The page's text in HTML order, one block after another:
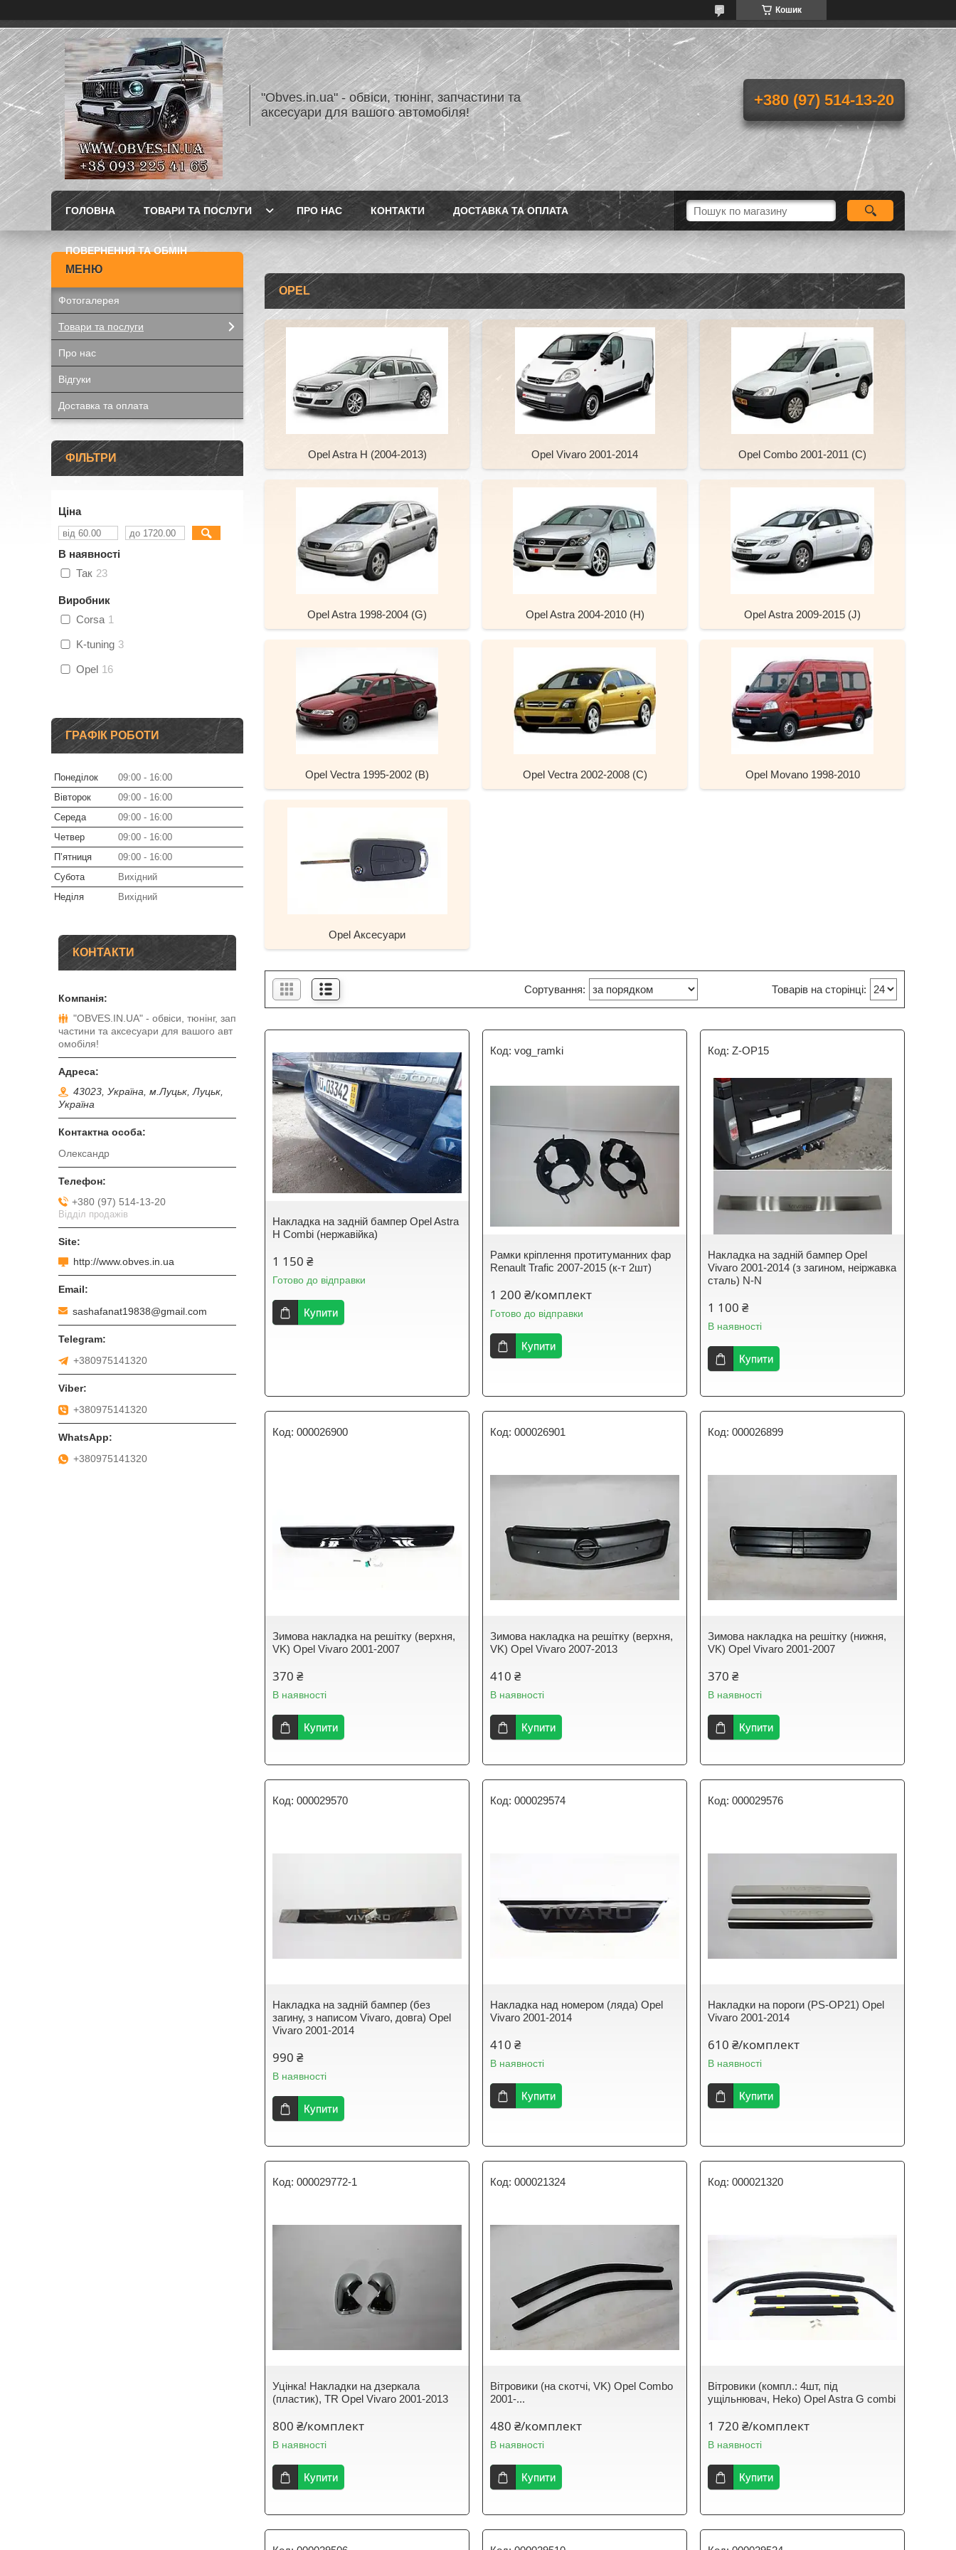
Кошик
"Obves.in.ua" - обвіси, тюнінг, запчастини та
аксесуари для вашого автомобіля!
+380 (97) 514-13-20
ГОЛОВНА ТОВАРИ ТА ПОСЛУГИ ПРО НАС КОНТАКТИ ДОСТАВКА ТА ОПЛАТА
ПОВЕРНЕННЯ ТА ОБМІН
OPEL
Opel Astra H (2004-2013) Opel Vivaro 2001-2014 Opel Combo 2001-2011 (C)
Opel Astra 1998-2004 (G) Opel Astra 2004-2010 (H) Opel Astra 2009-2015 (J)
Opel Vectra 1995-2002 (B) Opel Vectra 2002-2008 (C) Opel Movano 1998-2010
Opel Аксесуари
Накладка на задній бампер Opel Astra
H Combi (нержавійка)
1 150 ₴
Готово до відправки
Купити
vog_ramki
Рамки кріплення протитуманних фар
Renault Trafic 2007-2015 (к-т 2шт)
1 200 ₴/комплект
Готово до відправки
Купити
Z-OP15
Накладка на задній бампер Opel
Vivaro 2001-2014 (з загином, неіржавка
сталь) N-N
1 100 ₴
В наявності
Купити
000026900
Зимова накладка на решітку (верхня,
VK) Opel Vivaro 2001-2007
370 ₴
В наявності
Купити
000026901
Зимова накладка на решітку (верхня,
VK) Opel Vivaro 2007-2013
410 ₴
В наявності
Купити
000026899
Зимова накладка на решітку (нижня,
VK) Opel Vivaro 2001-2007
370 ₴
В наявності
Купити
000029570
Накладка на задній бампер (без
загину, з написом Vivaro, довга) Opel
Vivaro 2001-2014
990 ₴
В наявності
Купити
000029574
Накладка над номером (ляда) Opel
Vivaro 2001-2014
410 ₴
В наявності
Купити
000029576
Накладки на пороги (PS-OP21) Opel
Vivaro 2001-2014
610 ₴/комплект
В наявності
Купити
000029772-1
Уцінка! Накладки на дзеркала
(пластик), TR Opel Vivaro 2001-2013
800 ₴/комплект
В наявності
Купити
000021324
Вітровики (на скотчі, VK) Opel Combo
2001-...
480 ₴/комплект
В наявності
Купити
000021320
Вітровики (компл.: 4шт, під
ущільнювач, Неkо) Opel Astra G combi
1 720 ₴/комплект
В наявності
Купити
Фотогалерея
Товари та послуги
Про нас
Відгуки
Доставка та оплата
ФІЛЬТРИ
Ціна
В наявності
Так 23
Виробник
Corsa 1
K-tuning 3
Opel 16
ГРАФІК РОБОТИ
Понеділок 09:00
16:00
Вівторок
09:00
16:00
Середа
09:00
16:00
Четвер
09:00
16:00
Пʼятниця
09:00
16:00
Субота
Вихідний
Неділя
Вихідний
КОНТАКТИ
"OBVES.IN.UA" - обвіси, тюнінг, зап
частини та аксесуари для вашого авт
омобіля!
43023, Україна, м.Луцьк, Луцьк,
Україна
Олександр
+380 (97) 514-13-20
Відділ продажів
http://www.obves.in.ua
sashafanat19838@gmail.com
+380975141320
+380975141320
+380975141320